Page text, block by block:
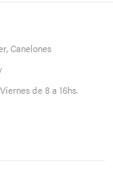
Canelones
de 8 a 16hs.